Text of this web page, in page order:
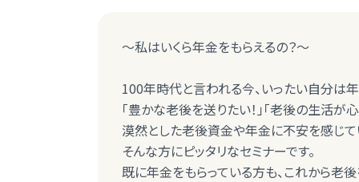
～私はいくら年金をもらえるの？～
100年時代と言われる今、いったい自分は
「豊かな老後を送りたい！」「老後の生活が
漠然とした老後資金や年金に不安を感じて
そんな方にピッタリなセミナーです。
既に年金をもらっている方も、これから老後